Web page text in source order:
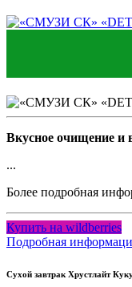
Вкусное очищение и
...
Более подробная
Купить на wildberries
Подробная
Сухой завтрак Хрустлайт